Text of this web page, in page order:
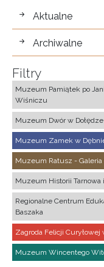
wystawy
Aktualne
Archiwalne
Filtry
Muzeum Pamiątek po
Wiśniczu
Muzeum Dwór w Dołędze
Muzeum Zamek w
Muzeum Ratusz -
Muzeum Historii Tarnowa
Regionalne Centrum
Baszaka
Zagroda Felicji
Muzeum Wincentego